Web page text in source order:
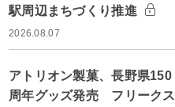
駅周辺まちづくり推進
2026.08.07
アトリオン製菓、長野県150
周年グッズ発売 フリークス